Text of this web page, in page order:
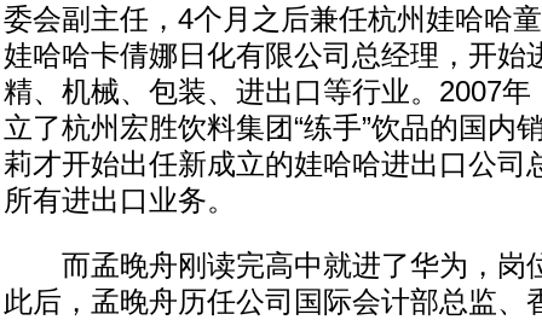
委会副主任，4个月之后兼任杭州娃哈哈
娃哈哈卡倩娜日化有限公司总经理，开始
精、机械、包装、进出口等行业。2007
立了杭州宏胜饮料集团“练手”饮品的国内
莉才开始出任新成立的娃哈哈进出口公司
所有进出口业务。
而孟晚舟刚读完高中就进了华为，岗
此后，孟晚舟历任公司国际会计部总监、